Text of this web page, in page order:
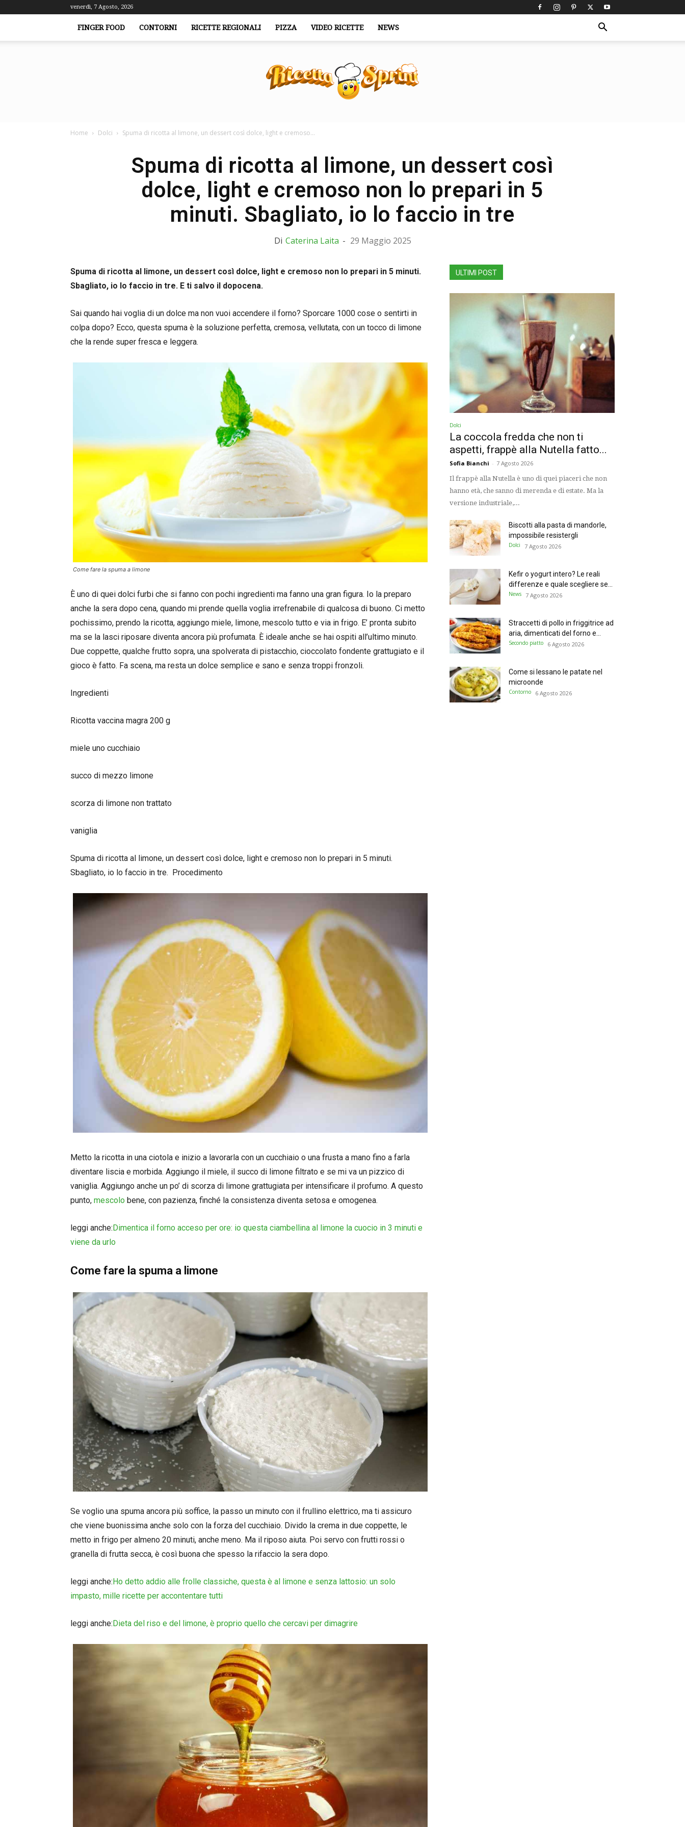
venerdì, 7 Agosto, 2026
FINGER FOOD CONTORNI RICETTE REGIONALI PIZZA VIDEO RICETTE NEWS
Home Dolci Spuma di ricotta al limone, un dessert così dolce, light e cremoso...
Spuma di ricotta al limone, un dessert così
dolce, light e cremoso non lo prepari in 5
minuti. Sbagliato, io lo faccio in tre
Di Caterina Laita - 29 Maggio 2025
Spuma di ricotta al limone, un dessert così dolce, light e cremoso non lo prepari in 5 minuti.
Sbagliato, io lo faccio in tre. E ti salvo il dopocena.
Sai quando hai voglia di un dolce ma non vuoi accendere il forno? Sporcare 1000 cose o sentirti in
colpa dopo? Ecco, questa spuma è la soluzione perfetta, cremosa, vellutata, con un tocco di limone
che la rende super fresca e leggera.
Come fare la spuma a limone
È uno di quei dolci furbi che si fanno con pochi ingredienti ma fanno una gran figura. Io la preparo
anche la sera dopo cena, quando mi prende quella voglia irrefrenabile di qualcosa di buono. Ci metto
pochissimo, prendo la ricotta, aggiungo miele, limone, mescolo tutto e via in frigo. E’ pronta subito
ma se la lasci riposare diventa ancora più profumata. È ideale anche se hai ospiti all’ultimo minuto.
Due coppette, qualche frutto sopra, una spolverata di pistacchio, cioccolato fondente grattugiato e il
gioco è fatto. Fa scena, ma resta un dolce semplice e sano e senza troppi fronzoli.
Ingredienti
Ricotta vaccina magra 200 g
miele uno cucchiaio
succo di mezzo limone
scorza di limone non trattato
vaniglia
Spuma di ricotta al limone, un dessert così dolce, light e cremoso non lo prepari in 5 minuti.
Sbagliato, io lo faccio in tre. Procedimento
Metto la ricotta in una ciotola e inizio a lavorarla con un cucchiaio o una frusta a mano fino a farla
diventare liscia e morbida. Aggiungo il miele, il succo di limone filtrato e se mi va un pizzico di
vaniglia. Aggiungo anche un po’ di scorza di limone grattugiata per intensificare il profumo. A questo
punto, mescolo bene, con pazienza, finché la consistenza diventa setosa e omogenea.
leggi anche:Dimentica il forno acceso per ore: io questa ciambellina al limone la cuocio in 3 minuti e
viene da urlo
Come fare la spuma a limone
Se voglio una spuma ancora più soffice, la passo un minuto con il frullino elettrico, ma ti assicuro
che viene buonissima anche solo con la forza del cucchiaio. Divido la crema in due coppette, le
metto in frigo per almeno 20 minuti, anche meno. Ma il riposo aiuta. Poi servo con frutti rossi o
granella di frutta secca, è così buona che spesso la rifaccio la sera dopo.
leggi anche: Ho detto addio alle frolle classiche, questa è al limone e senza lattosio: un solo
impasto, mille ricette per accontentare tutti
leggi anche: Dieta del riso e del limone, è proprio quello che cercavi per dimagrire
ULTIMI POST
Dolci
La coccola fredda che non ti
aspetti, frappè alla Nutella fatto...
Sofia Bianchi - 7 Agosto 2026
Il frappè alla Nutella è uno di quei piaceri che non
hanno età, che sanno di merenda e di estate. Ma la
versione industriale,...
Biscotti alla pasta di mandorle,
impossibile resistergli
Dolci 7 Agosto 2026
Kefir o yogurt intero? Le reali
differenze e quale scegliere se...
News 7 Agosto 2026
Straccetti di pollo in friggitrice ad
aria, dimenticati del forno e...
Secondo piatto 6 Agosto 2026
Come si lessano le patate nel
microonde
Contorno 6 Agosto 2026